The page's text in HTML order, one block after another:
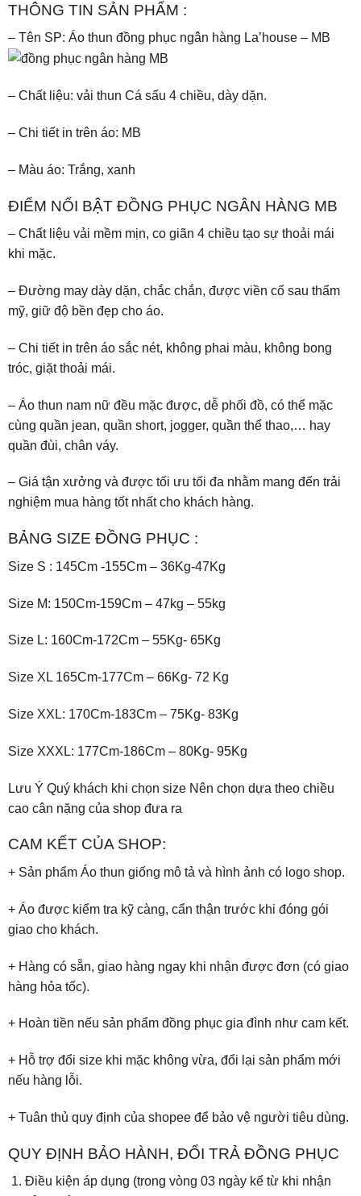
THÔNG TIN SẢN PHẨM :
– Tên SP: Áo thun đồng phục ngân hàng La’house – MB
– Chất liệu: vải thun Cá sấu 4 chiều, dày dặn.
– Chi tiết in trên áo: MB
– Màu áo: Trắng, xanh
ĐIỂM NỔI BẬT ĐỒNG PHỤC NGÂN HÀNG MB
– Chất liệu vải mềm mịn, co giãn 4 chiều tạo sự thoải mái
khi mặc.
– Đường may dày dặn, chắc chắn, được viền cổ sau thẩm
mỹ, giữ độ bền đẹp cho áo.
– Chi tiết in trên áo sắc nét, không phai màu, không bong
tróc, giặt thoải mái.
– Áo thun nam nữ đều mặc được, dễ phối đồ, có thể mặc
cùng quần jean, quần short, jogger, quần thể thao,… hay
quần đùi, chân váy.
– Giá tận xưởng và được tối ưu tối đa nhằm mang đến trải
nghiệm mua hàng tốt nhất cho khách hàng.
BẢNG SIZE ĐỒNG PHỤC :
Size S : 145Cm -155Cm – 36Kg-47Kg
Size M: 150Cm-159Cm – 47kg – 55kg
Size L: 160Cm-172Cm – 55Kg- 65Kg
Size XL 165Cm-177Cm – 66Kg- 72 Kg
Size XXL: 170Cm-183Cm – 75Kg- 83Kg
Size XXXL: 177Cm-186Cm – 80Kg- 95Kg
Lưu Ý Quý khách khi chọn size Nên chọn dựa theo chiều
cao cân nặng của shop đưa ra
CAM KẾT CỦA SHOP:
+ Sản phẩm Áo thun giống mô tả và hình ảnh có logo shop.
+ Áo được kiểm tra kỹ càng, cẩn thận trước khi đóng gói
giao cho khách.
+ Hàng có sẵn, giao hàng ngay khi nhận được đơn (có giao
hàng hỏa tốc).
+ Hoàn tiền nếu sản phẩm đồng phục gia đình như cam kết.
+ Hỗ trợ đổi size khi mặc không vừa, đổi lại sản phẩm mới
nếu hàng lỗi.
+ Tuân thủ quy định của shopee để bảo vệ người tiêu dùng.
QUY ĐỊNH BẢO HÀNH, ĐỔI TRẢ ĐỒNG PHỤC
Điều kiện áp dụng (trong vòng 03 ngày kể từ khi nhận